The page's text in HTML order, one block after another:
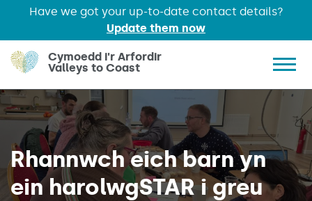
Have we got your up-to-date contact details?
Update them now
Skip to main content
Cymoedd i'r Arfordir
Valleys to Coast
Rhannwch eich barn yn
ein harolwgSTAR i greu